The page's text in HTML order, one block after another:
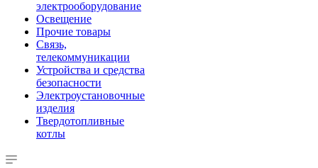
электрооборудование
Освещение
Прочие товары
Связь,
телекоммуникации
Устройства и средства
безопасности
Электроустановочные
изделия
Твердотопливные
котлы